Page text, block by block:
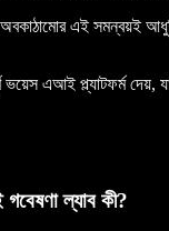
অবকাঠামোর এই সমন্বয়ই
এআই প্ল্যাটফর্ম দেয়,
ল্যাব কী?